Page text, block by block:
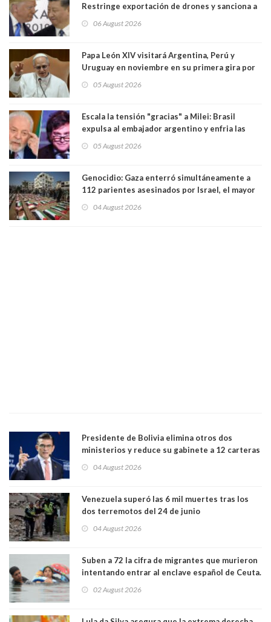
Restringe exportación de drones y sanciona a
seis empresas estadounidenses
06 August 2026
Papa León XIV visitará Argentina, Perú y
Uruguay en noviembre en su primera gira por
Sudamérica
05 August 2026
Escala la tensión "gracias" a Milei: Brasil
expulsa al embajador argentino y enfria las
relaciones tras los insultos del presidente
trasandino
05 August 2026
Genocidio: Gaza enterró simultáneamente a
112 parientes asesinados por Israel, el mayor
funeral de una misma familia. Entre los
muertos figuran 44 niños y nueve ancianos
04 August 2026
Presidente de Bolivia elimina otros dos
ministerios y reduce su gabinete a 12 carteras
04 August 2026
Venezuela superó las 6 mil muertes tras los
dos terremotos del 24 de junio
04 August 2026
Suben a 72 la cifra de migrantes que murieron
intentando entrar al enclave español de Ceuta.
Casi todos murieron ahogados
02 August 2026